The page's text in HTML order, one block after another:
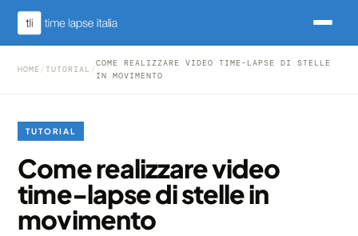
HOME / TUTORIAL /
COME REALIZZARE VIDEO TIME-LAPSE DI STELLE
IN MOVIMENTO
TUTORIAL
Come realizzare video
time-lapse di stelle in
movimento